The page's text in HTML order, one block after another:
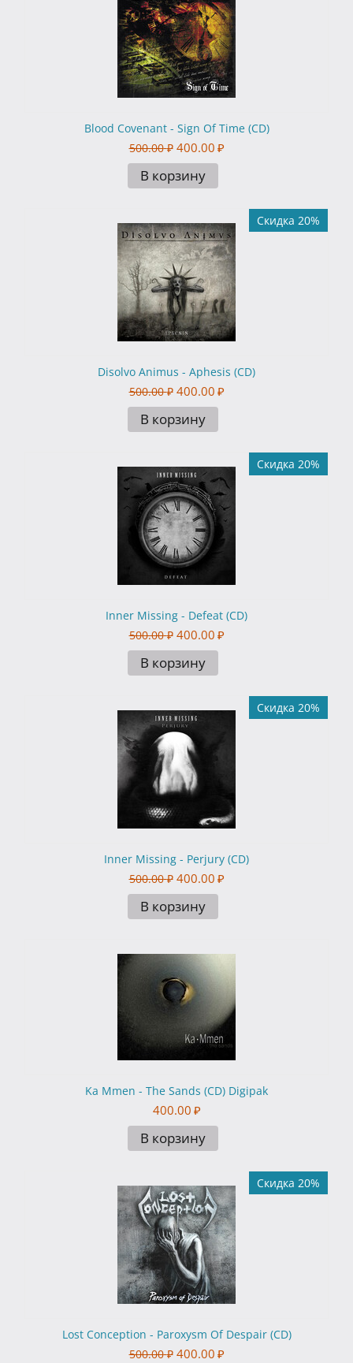
Blood Covenant - Sign Of Time (CD)
500.00 ₽ 400.00 ₽
В корзину
Скидка 20%
Disolvo Animus - Aphesis (CD)
500.00 ₽ 400.00 ₽
В корзину
Скидка 20%
Inner Missing - Defeat (CD)
500.00 ₽ 400.00 ₽
В корзину
Скидка 20%
Inner Missing - Perjury (CD)
500.00 ₽ 400.00 ₽
В корзину
Ka Mmen - The Sands (CD) Digipak
400.00 ₽
В корзину
Скидка 20%
Lost Conception - Paroxysm Of Despair (CD)
500.00 ₽ 400.00 ₽